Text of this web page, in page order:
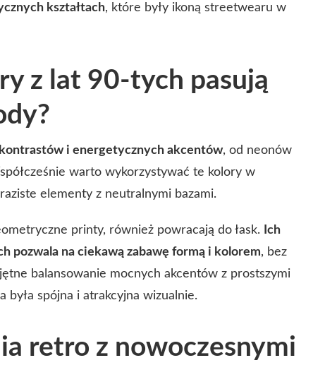
kształtach, które były ikoną streetwearu w
z lat 90-tych pasują
i energetycznych akcentów, od neonów
warto wykorzystywać te kolory w
elementy z neutralnymi bazami.
printy, również powracają do łask. Ich
pozwala na ciekawą zabawę formą i kolorem, bez
balansowanie mocnych akcentów z prostszymi
była spójna i atrakcyjna wizualnie.
retro z nowoczesnymi